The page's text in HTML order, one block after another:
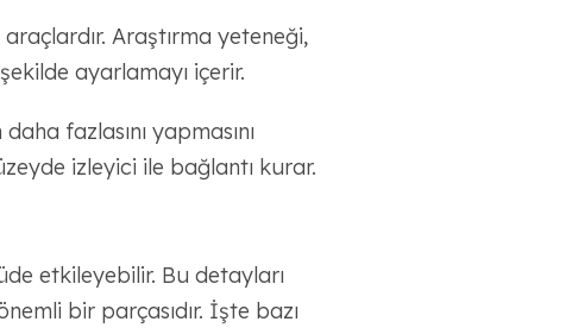
Araştırma yeteneği,
ayarlamayı içerir.
fazlasını yapmasını
izleyici ile bağlantı kurar.
etkileyebilir. Bu detayları
bir parçasıdır. İşte bazı